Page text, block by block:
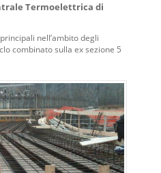
Termoelettrica di
nell’ambito degli
combinato sulla ex sezione 5